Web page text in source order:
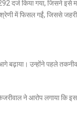
दर्ज किया गया, जिसने इसे
में फिसल गईं, जिससे
बढ़ाया। उन्होंने पहले
ने आरोप लगाया कि